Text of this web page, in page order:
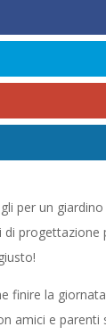
per un
di progettazione
finire la
amici e parenti